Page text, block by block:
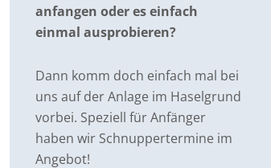
anfangen oder es einfach
einmal ausprobieren?
Dann komm doch einfach mal bei
uns auf der Anlage im Haselgrund
vorbei. Speziell für Anfänger
haben wir Schnuppertermine im
Angebot!